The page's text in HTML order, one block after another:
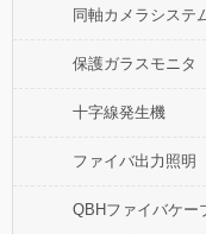
同軸カメラシステ
保護ガラスモニタ
十字線発生機
ファイバ出力照明
QBHファイバケー